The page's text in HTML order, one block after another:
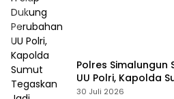
Polres Simalungun
UU Polri, Kapolda
Fondasi
30 Juli 2026